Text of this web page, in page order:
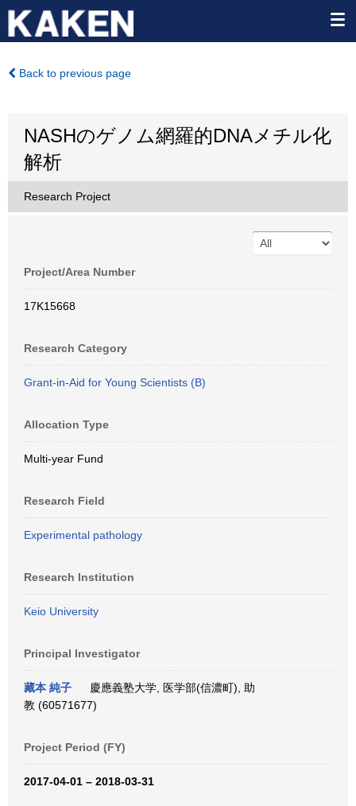
Back to previous page
NASHのゲノム網羅的DNAメチル化
解析
Research Project
Project/Area Number
17K15668
Research Category
Grant-in-Aid for Young Scientists (B)
Allocation Type
Multi-year Fund
Research Field
Experimental pathology
Research Institution
Keio University
Principal Investigator
藏本 純子
慶應義塾大学, 医学部(信濃町), 助
教 (60571677)
Project Period (FY)
2017-04-01 – 2018-03-31